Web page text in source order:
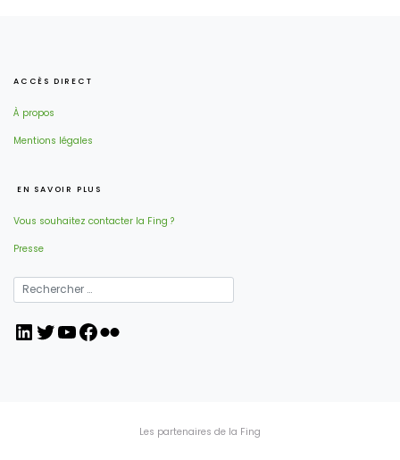
ACCÈS DIRECT
À propos
Mentions légales
EN SAVOIR PLUS
Vous souhaitez contacter la Fing ?
Presse
LinkedIn
Twitter
YouTube
Facebook
Flickr
Les partenaires de la Fing